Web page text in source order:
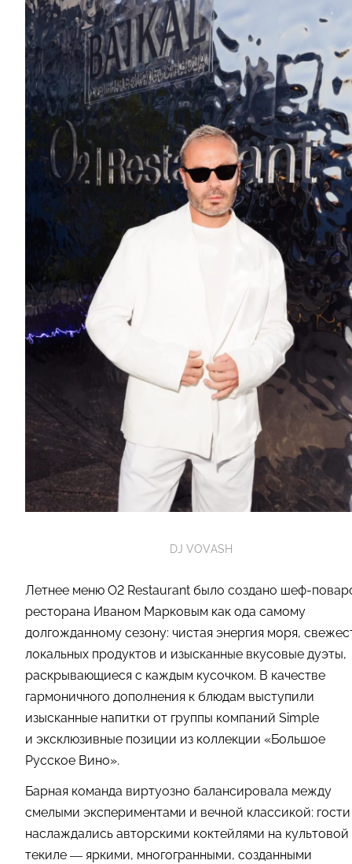
DJ VOVASH
Летнее меню O2 Restaurant было создано шеф-
ресторана Иваном Марковым как ода самому
долгожданному сезону: чистая энергия моря,
локальных продуктов и изысканные вкусовые дуэты,
раскрывающиеся с каждым кусочком. В качестве
гармоничного дополнения к блюдам выступили
изысканные напитки от группы компаний Simple
и эксклюзивные позиции из коллекции «Большое
Русское Вино».
Барная команда виртуозно балансировала между
смелыми экспериментами и вечной классикой: гости
наслаждались авторскими коктейлями на культовой
текиле — яркими, многогранными, созданными